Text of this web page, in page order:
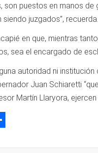
son puestos en manos
juzgados”, recuerda.
en que, mientras
sea el encargado de
autoridad ni
Juan Schiaretti
Martín Llaryora,